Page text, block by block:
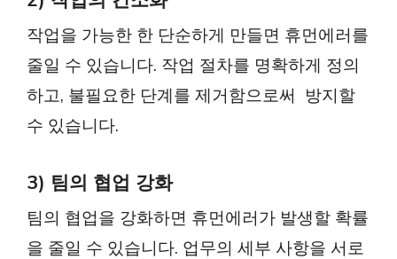
작업을 가능한 한 단순하게 만들면 휴먼에러를
줄일 수 있습니다. 작업 절차를 명확하게 정의
하고, 불필요한 단계를 제거함으로써 방지할
수 있습니다.
3) 팀의 협업 강화
팀의 협업을 강화하면 휴먼에러가 발생할 확률
을 줄일 수 있습니다. 업무의 세부 사항을 서로